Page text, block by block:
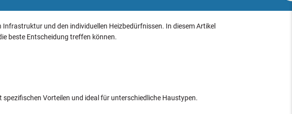
und den individuellen Heizbedürfnissen. In diesem Artikel
beste Entscheidung treffen können.
Vorteilen und ideal für unterschiedliche Haustypen.